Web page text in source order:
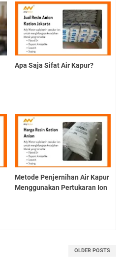
Apa Saja Sifat Air Kapur?
Metode Penjernihan Air Kapur
Menggunakan Pertukaran Ion
OLDER POSTS